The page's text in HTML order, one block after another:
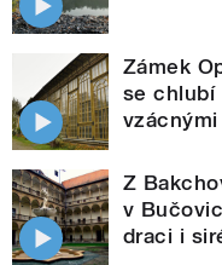
Zámek
se chlubí
Z
v
draci i